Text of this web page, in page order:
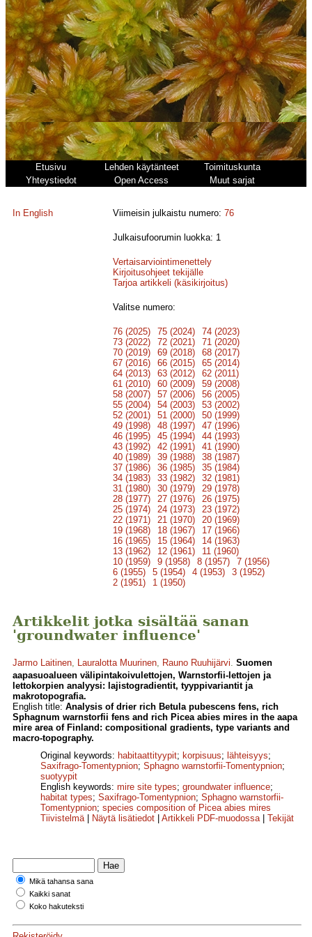
Etusivu Lehden käytänteet
Toimituskunta
Yhteystiedot
Open Access Muut sarjat
In English Viimeisin julkaistu numero:76
Julkaisufoorumin luokka: 1
Vertaisarviointimenettely
Kirjoitusohjeet tekijälle
Tarjoa artikkeli (käsikirjoitus)
Valitse numero:
76 (2025) 75 (2024)
74 (2023)
73 (2022)
72 (2021)
71 (2020)
70 (2019)
69 (2018)
68 (2017)
67 (2016)
66 (2015)
65 (2014)
64 (2013)
63 (2012)
62 (2011)
61 (2010)
60 (2009)
59 (2008)
58 (2007)
57 (2006)
56 (2005)
55 (2004)
54 (2003)
53 (2002)
52 (2001)
51 (2000)
50 (1999)
49 (1998)
48 (1997)
47 (1996)
46 (1995)
45 (1994)
44 (1993)
43 (1992)
42 (1991)
41 (1990)
40 (1989)
39 (1988)
38 (1987)
37 (1986)
36 (1985)
35 (1984)
34 (1983)
33 (1982)
32 (1981)
31 (1980)
30 (1979)
29 (1978)
28 (1977)
27 (1976)
26 (1975)
25 (1974)
24 (1973)
23 (1972)
22 (1971)
21 (1970)
20 (1969)
19 (1968)
18 (1967)
17 (1966)
16 (1965)
15 (1964)
14 (1963)
13 (1962)
12 (1961)
11 (1960)
10 (1959)
9 (1958) 8 (1957)
7 (1956)
6 (1955)
5 (1954) 4 (1953)
3 (1952)
2 (1951)
1 (1950)
Artikkelit jotka sisältää sanan
'groundwater influence'
Jarmo Laitinen, Lauralotta Muurinen, Rauno Ruuhijärvi. Suomen
aapasuoalueen välipintakoivulettojen, Warnstorfii-lettojen ja
lettokorpien analyysi: lajistogradientit, tyyppivariantit ja
makrotopografia.
English title: Analysis of drier rich Betula pubescens fens, rich
Sphagnum warnstorfii fens and rich Picea abies mires in the aapa
mire area of Finland: compositional gradients, type variants and
macro-topography.
Original keywords: habitaattityypit; korpisuus; lähteisyys;
Saxifrago-Tomentypnion; Sphagno warnstorfii-Tomentypnion;
suotyypit
English keywords: mire site types; groundwater influence;
habitat types; Saxifrago-Tomentypnion; Sphagno warnstorfii-
Tomentypnion; species composition of Picea abies mires
Tiivistelmä| Näytä lisätiedot Artikkeli PDF-muodossa| Tekijät
Mikä tahansa sana
Kaikki sanat
Koko hakuteksti